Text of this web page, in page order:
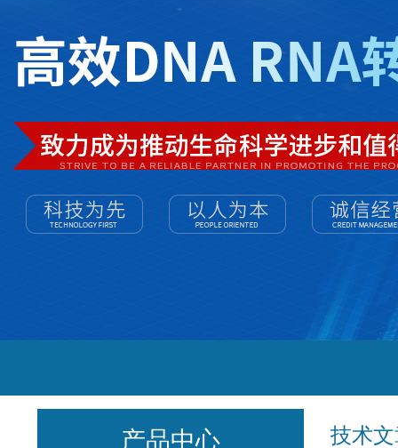
技术
产品中心